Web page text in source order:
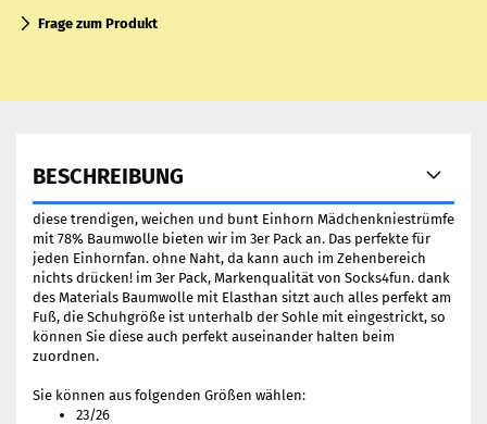
Frage zum Produkt
BESCHREIBUNG
diese trendigen, weichen und bunt Einhorn Mädchenkniestrümfe
mit 78% Baumwolle bieten wir im 3er Pack an. Das perfekte für
jeden Einhornfan. ohne Naht, da kann auch im Zehenbereich
nichts drücken! im 3er Pack, Markenqualität von Socks4fun. dank
des Materials Baumwolle mit Elasthan sitzt auch alles perfekt am
Fuß, die Schuhgröße ist unterhalb der Sohle mit eingestrickt, so
können Sie diese auch perfekt auseinander halten beim
zuordnen.
Sie können aus folgenden Größen wählen:
23/26